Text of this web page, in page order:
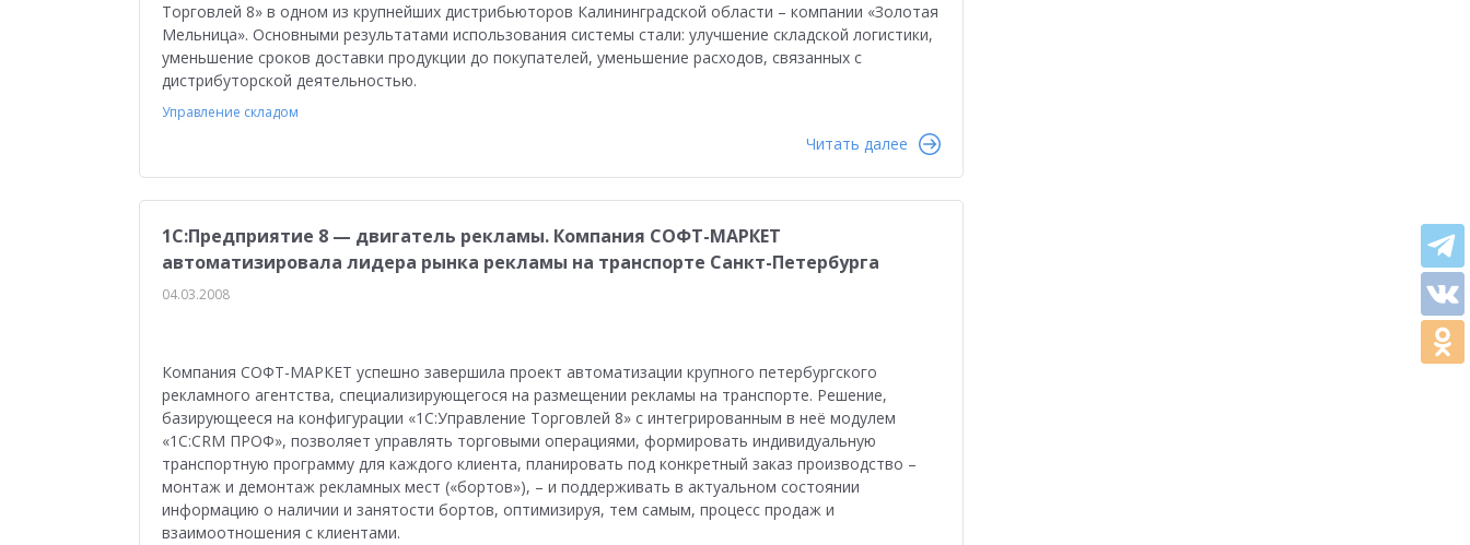
Торговлей 8» в одном из крупнейших дистрибьюторов Калининградской области – компании «Золотая
Мельница». Основными результатами использования системы стали: улучшение складской логистики,
уменьшение сроков доставки продукции до покупателей, уменьшение расходов, связанных с
дистрибуторской деятельностью.
Управление складом
Читать далее
1С:Предприятие 8 — двигатель рекламы. Компания СОФТ-МАРКЕТ
автоматизировала лидера рынка рекламы на транспорте Санкт-Петербурга
04.03.2008
Компания СОФТ-МАРКЕТ успешно завершила проект автоматизации крупного петербургского
рекламного агентства, специализирующегося на размещении рекламы на транспорте. Решение,
базирующееся на конфигурации «1С:Управление Торговлей 8» с интегрированным в неё модулем
«1С:CRM ПРОФ», позволяет управлять торговыми операциями, формировать индивидуальную
транспортную программу для каждого клиента, планировать под конкретный заказ производство –
монтаж и демонтаж рекламных мест («бортов»), – и поддерживать в актуальном состоянии
информацию о наличии и занятости бортов, оптимизируя, тем самым, процесс продаж и
взаимоотношения с клиентами.